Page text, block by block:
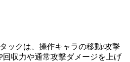
ックは、操作キャラの移動/攻撃
回収力や通常攻撃ダメージを上げ